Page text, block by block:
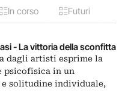
In corso Futuri
- La vittoria della sconfitta
dagli artisti esprime la
psicofisica in un
solitudine individuale,